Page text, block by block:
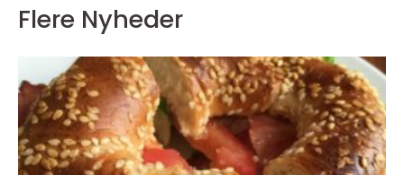
Flere Nyheder